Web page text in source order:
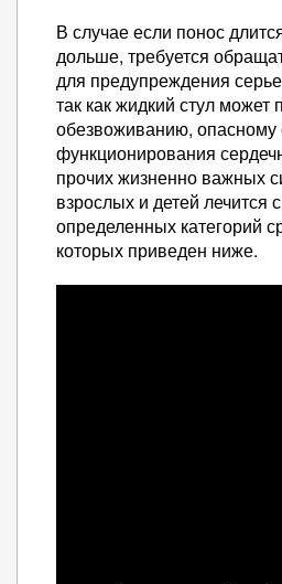
В случае если понос
дольше, требуется
для предупреждения
так как жидкий стул может
обезвоживанию, опасному
функционирования
прочих жизненно важных
взрослых и детей лечится
определенных категорий
которых приведен ниже.